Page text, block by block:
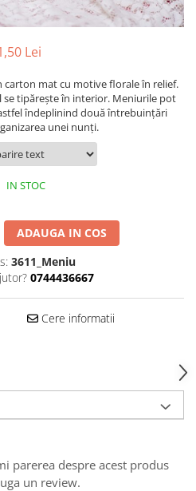
Lei
mat cu motive florale în relief.
se tipăreşte în interior. Meniurile pot
îndeplinind două întrebuinţări
unei nunţi.
IN STOC
ADAUGA IN COS
3611_Meniu
0744436667
Cere informatii
parerea despre acest produs
un review.